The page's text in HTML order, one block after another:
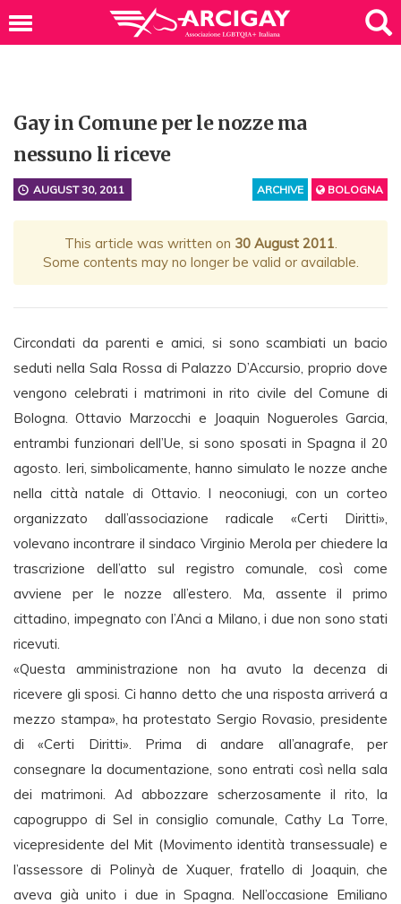
Gay in Comune per le nozze ma
nessuno li riceve
ARCHIVE BOLOGNA
AUGUST 30, 2011
This article was written on 30 August 2011.
Some contents may no longer be valid or available.
Circondati da parenti e amici, si sono scambiati un bacio
seduti nella Sala Rossa di Palazzo D’Accursio, proprio dove
vengono celebrati i matrimoni in rito civile del Comune di
Bologna. Ottavio Marzocchi e Joaquin Nogueroles Garcia,
entrambi funzionari dell’Ue, si sono sposati in Spagna il 20
agosto. Ieri, simbolicamente, hanno simulato le nozze anche
nella città natale di Ottavio. I neoconiugi, con un corteo
organizzato dall’associazione radicale «Certi Diritti»,
volevano incontrare il sindaco Virginio Merola per chiedere la
trascrizione dell’atto sul registro comunale, così come
avviene per le nozze all’estero. Ma, assente il primo
cittadino, impegnato con l’Anci a Milano, i due non sono stati
ricevuti.
«Questa amministrazione non ha avuto la decenza di
ricevere gli sposi. Ci hanno detto che una risposta arriverá a
mezzo stampa», ha protestato Sergio Rovasio, presidente
di «Certi Diritti». Prima di andare all’anagrafe, per
consegnare la documentazione, sono entrati così nella sala
dei matrimoni. Ad abbozzare scherzosamente il rito, la
capogruppo di Sel in consiglio comunale, Cathy La Torre,
vicepresidente del Mit (Movimento identità transessuale) e
l’assessore di Polinyà de Xuquer, fratello di Joaquin, che
aveva già unito i due in Spagna. Nell’occasione Emiliano